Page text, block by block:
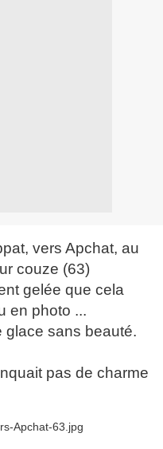
vers Apchat, au
couze (63)
gelée que cela
en photo ...
glace sans beauté.
pas de charme